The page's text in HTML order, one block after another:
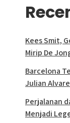
Kees Smit,
Mirip De
Barcelona
Julian
Perjalanan
Menjadi